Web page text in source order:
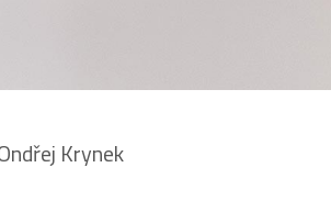
Krynek